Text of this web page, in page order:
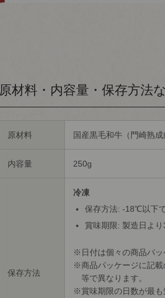
原材料・内容量・保存方法
原材料 国産黒毛和牛（門崎熟成
内容量 250g
保存方法
冷凍
保存方法: -18℃以下
賞味期限: 製造日より
日付は個々の商品パ
商品パッケージに記
等で異なります。
賞味期限の日数が最